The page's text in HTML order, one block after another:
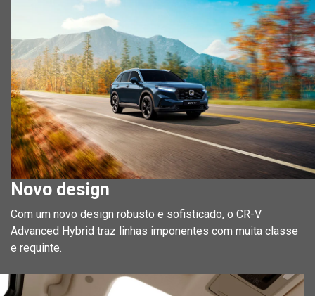
Novo design
Com um novo design robusto e sofisticado, o CR-V
Advanced Hybrid traz linhas imponentes com muita classe
e requinte.